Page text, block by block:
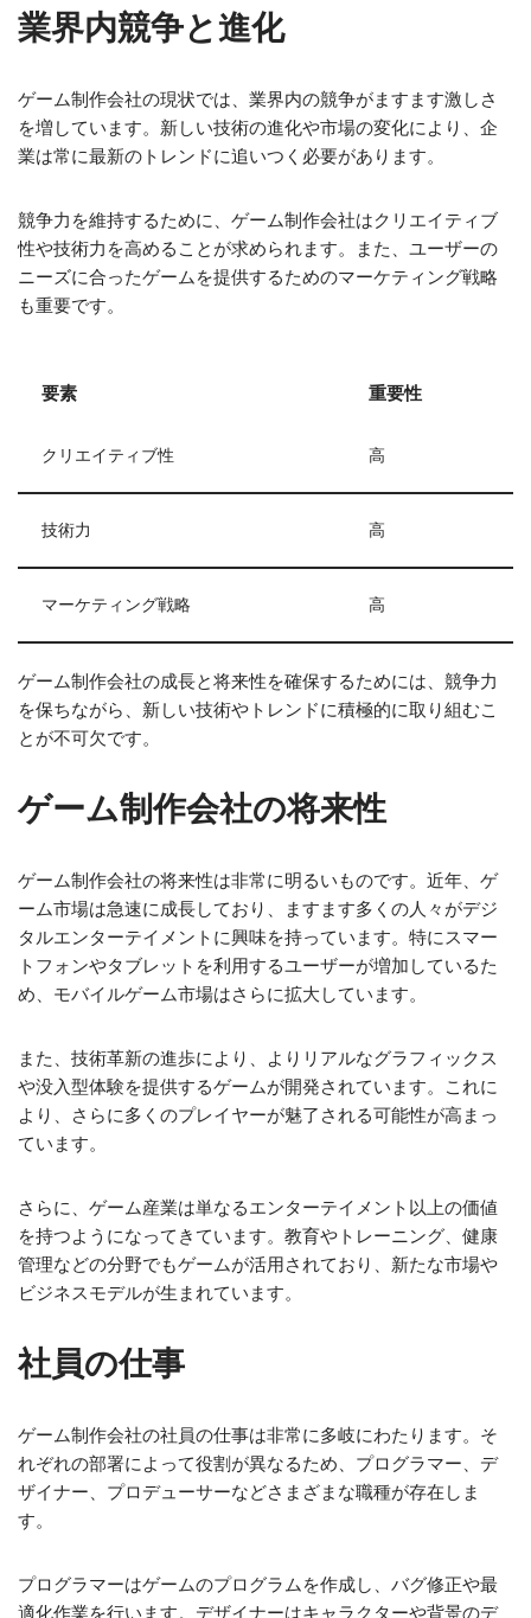
業界内競争と進化
ゲーム制作会社の現状では、業界内の競争がますます激しさ
を増しています。新しい技術の進化や市場の変化により、企
業は常に最新のトレンドに追いつく必要があります。
競争力を維持するために、ゲーム制作会社はクリエイティブ
性や技術力を高めることが求められます。また、ユーザーの
ニーズに合ったゲームを提供するためのマーケティング戦略
も重要です。
要素 重要性
クリエイティブ性 高
技術力 高
マーケティング戦略 高
ゲーム制作会社の成長と将来性を確保するためには、競争力
を保ちながら、新しい技術やトレンドに積極的に取り組むこ
とが不可欠です。
ゲーム制作会社の将来性
ゲーム制作会社の将来性は非常に明るいものです。近年、ゲ
ーム市場は急速に成長しており、ますます多くの人々がデジ
タルエンターテイメントに興味を持っています。特にスマー
トフォンやタブレットを利用するユーザーが増加しているた
め、モバイルゲーム市場はさらに拡大しています。
また、技術革新の進歩により、よりリアルなグラフィックス
や没入型体験を提供するゲームが開発されています。これに
より、さらに多くのプレイヤーが魅了される可能性が高まっ
ています。
さらに、ゲーム産業は単なるエンターテイメント以上の価値
を持つようになってきています。教育やトレーニング、健康
管理などの分野でもゲームが活用されており、新たな市場や
ビジネスモデルが生まれています。
社員の仕事
ゲーム制作会社の社員の仕事は非常に多岐にわたります。そ
れぞれの部署によって役割が異なるため、プログラマー、デ
ザイナー、プロデューサーなどさまざまな職種が存在しま
す。
プログラマーはゲームのプログラムを作成し、バグ修正や最
適化作業を行います。デザイナーはキャラクターや背景のデ